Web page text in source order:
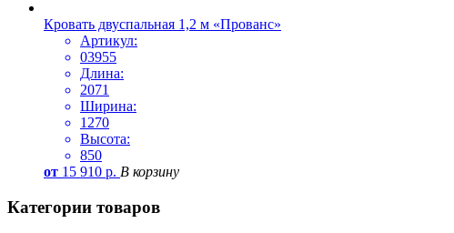
Кровать двуспальная 1,2 м «Прованс»
Артикул:
03955
Длина:
2071
Ширина:
1270
Высота:
850
от 15 910 р. В корзину
Категории товаров